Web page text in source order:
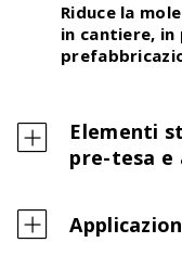
Tabella
Lunghezze dei
lunghezze di
Riduce la
in cantiere,
Elementi
pre-tesa e